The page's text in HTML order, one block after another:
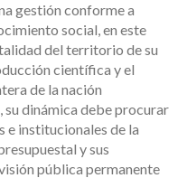
gestión conforme a
social, en este
del territorio de su
científica y el
de la nación
dinámica debe procurar
e institucionales de la
y sus
pública permanente